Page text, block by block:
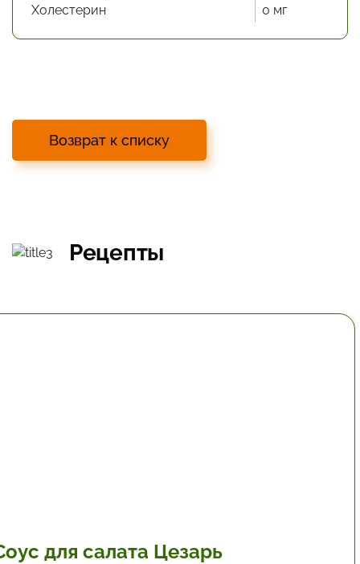
Холестерин
0 мг
Возврат к списку
Рецепты
для салата Цезарь